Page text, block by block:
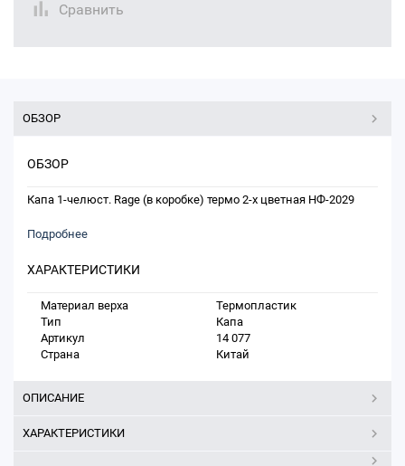
Сравнить
ОБЗОР
ОБЗОР
Капа 1-челюст. Rage (в коробке) термо 2-х цветная НФ-2029
Подробнее
ХАРАКТЕРИСТИКИ
Материал верха
Термопластик
Тип
Капа
Артикул
14 077
Страна
Китай
ОПИСАНИЕ
ХАРАКТЕРИСТИКИ